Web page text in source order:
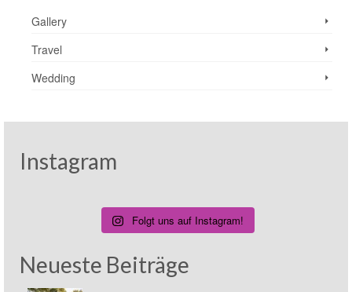
Gallery
Travel
Wedding
Instagram
Folgt uns auf Instagram!
Neueste Beiträge